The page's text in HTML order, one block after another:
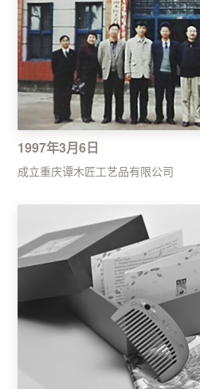
1997年3月6日
成立重庆谭木匠工艺品有限公司